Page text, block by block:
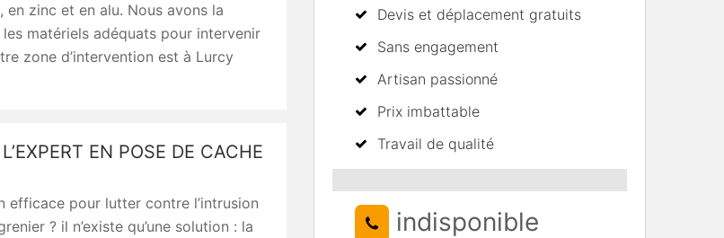
en zinc et en alu. Nous avons la
matériels adéquats pour intervenir
zone d’intervention est à Lurcy
EN POSE DE CACHE
efficace pour lutter contre l’intrusion
? il n’existe qu’une solution : la
Devis et déplacement gratuits
Sans engagement
Artisan passionné
Prix imbattable
Travail de qualité
indisponible